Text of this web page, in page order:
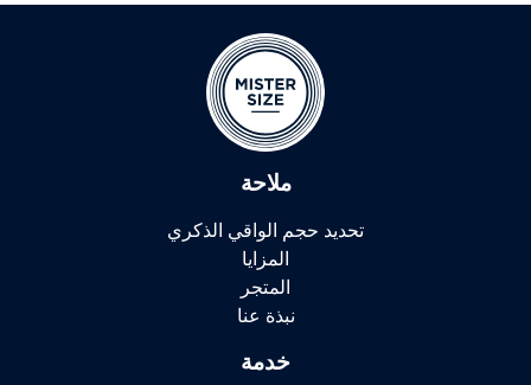
ملاحة
تحديد حجم الواقي الذكري
المزايا
المتجر
نبذة عنا
خدمة